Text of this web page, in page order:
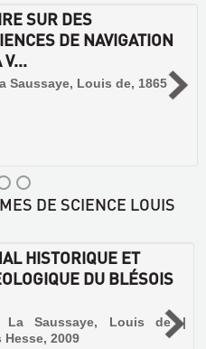
SUR DES
DE NAVIGATION
V...
Saussaye, Louis de, 1865
DE SCIENCE LOUIS
HISTORIQUE ET
DU BLÉSOIS
Saussaye, Louis de |
2009